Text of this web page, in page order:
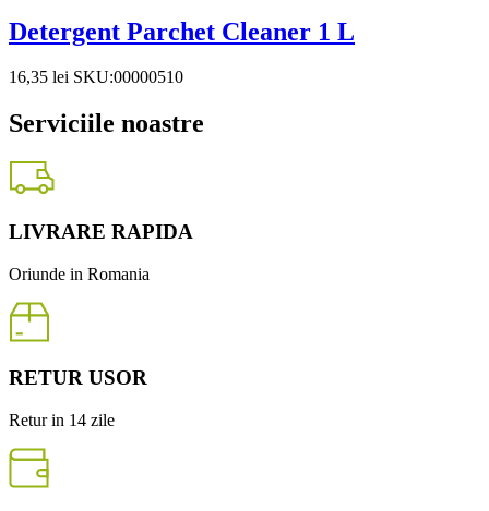
Detergent Parchet Cleaner 1 L
16,35 lei SKU:00000510
Serviciile noastre
LIVRARE RAPIDA
Oriunde in Romania
RETUR USOR
Retur in 14 zile